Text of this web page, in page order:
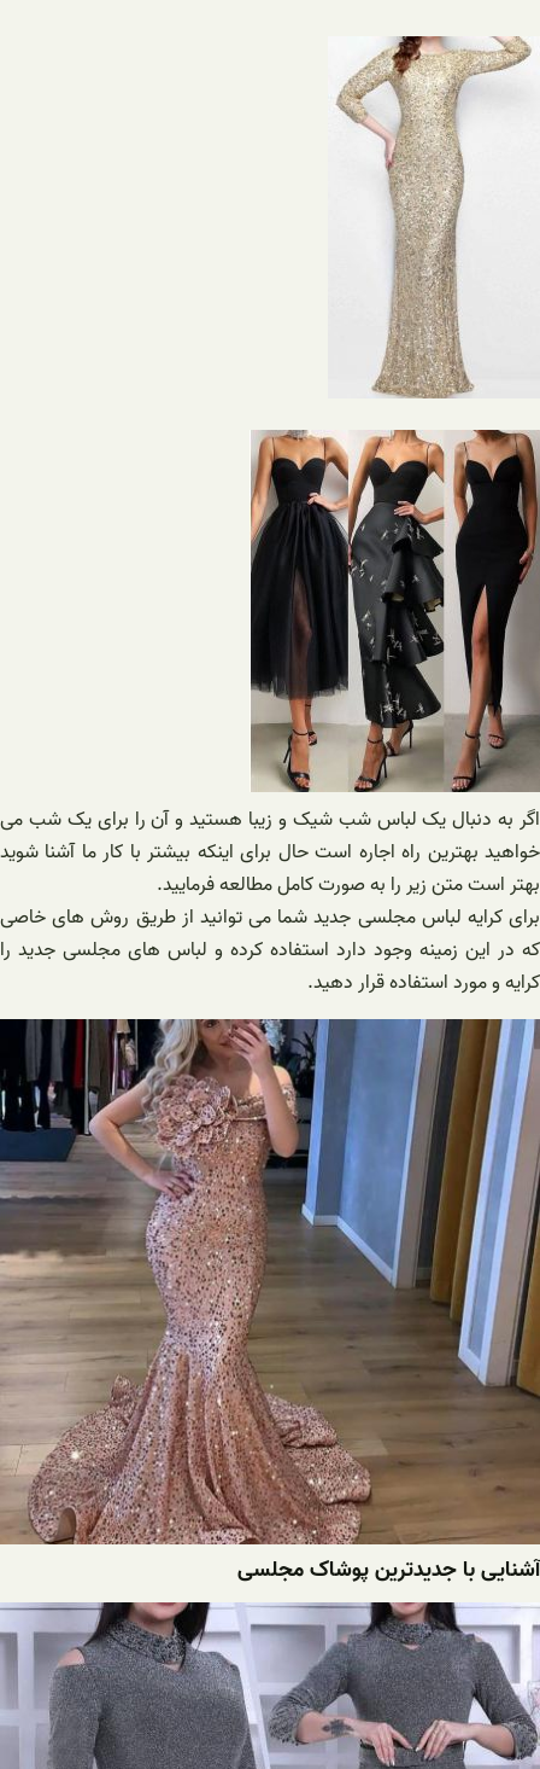
اگر به دنبال یک لباس شب شیک و زیبا هستید و آن را برای یک شب می
خواهید بهترین راه اجاره است حال برای اینکه بیشتر با کار ما آشنا شوید
بهتر است متن زیر را به صورت کامل مطالعه فرمایید.
برای کرایه لباس مجلسی جدید شما می توانید از طریق روش های خاصی
که در این زمینه وجود دارد استفاده کرده و لباس های مجلسی جدید را
کرایه و مورد استفاده قرار دهید.
آشنایی با جدیدترین پوشاک مجلسی